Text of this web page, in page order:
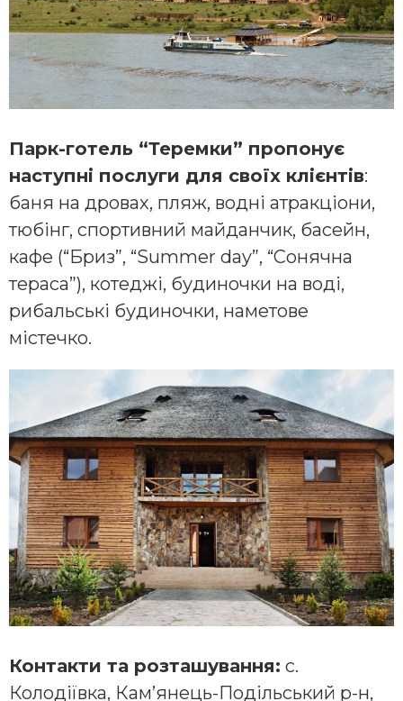
Парк-готель “Теремки” пропонує
наступні послуги для своїх клієнтів:
баня на дровах, пляж, водні атракціони,
тюбінг, спортивний майданчик, басейн,
кафе (“Бриз”, “Summer day”, “Сонячна
тераса”), котеджі, будиночки на воді,
рибальські будиночки, наметове
містечко.
Контакти та розташування: с.
Колодіївка, Кам’янець-Подільський р-н,